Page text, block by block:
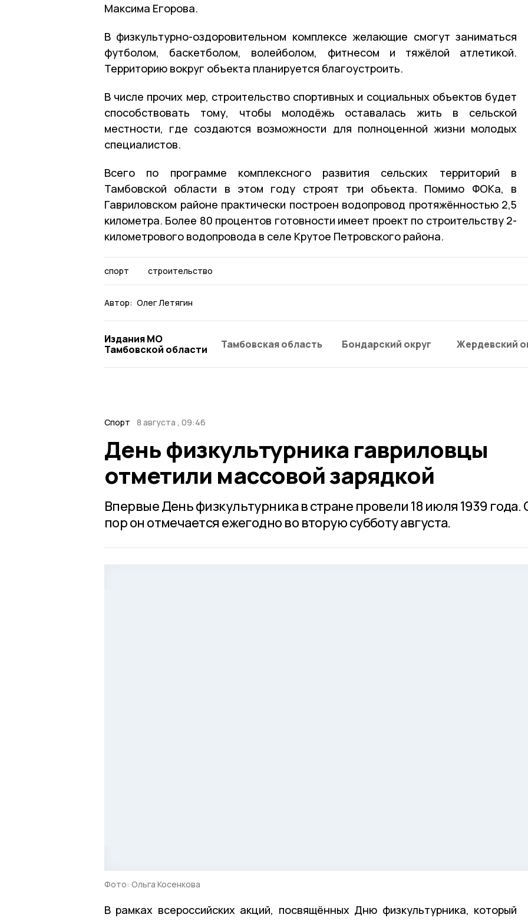
Максима Егорова.
В физкультурно-оздоровительном комплексе желающие смогут заниматься
футболом, баскетболом, волейболом, фитнесом и тяжёлой атлетикой.
Территорию вокруг объекта планируется благоустроить.
В числе прочих мер, строительство спортивных и социальных объектов будет
способствовать тому, чтобы молодёжь оставалась жить в сельской
местности, где создаются возможности для полноценной жизни молодых
специалистов.
Всего по программе комплексного развития сельских территорий в
Тамбовской области в этом году строят три объекта. Помимо ФОКа, в
Гавриловском районе практически построен водопровод протяжённостью 2,5
километра. Более 80 процентов готовности имеет проект по строительству 2-
километрового водопровода в селе Крутое Петровского района.
спорт строительство
Автор: Олег Летягин
Издания МО
Тамбовской области
Тамбовская область Бондарский округ Жердевский
Спорт 8 августа , 09:46
День физкультурника гавриловцы
отметили массовой зарядкой
Впервые День физкультурника в стране провели 18 июля 1939 года.
пор он отмечается ежегодно во вторую субботу августа.
Фото: Ольга Косенкова
В рамках всероссийских акций, посвящённых Дню физкультурника, который